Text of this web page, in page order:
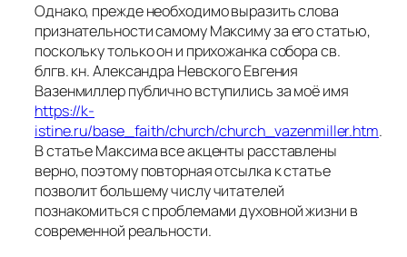
Однако, прежде необходимо выразить слова
признательности самому Максиму за его статью,
поскольку только он и прихожанка собора св.
блгв. кн. Александра Невского Евгения
Вазенмиллер публично вступились за моё имя
https://k-
istine.ru/base_faith/church/church_vazenmiller.htm.
В статье Максима все акценты расставлены
верно, поэтому повторная отсылка к статье
позволит большему числу читателей
познакомиться с проблемами духовной жизни в
современной реальности.